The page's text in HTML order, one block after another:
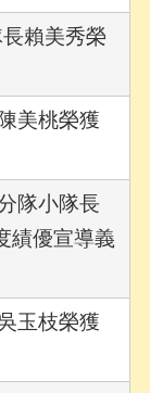
賴美秀榮
美桃榮獲
隊小隊長
績優宣導義
玉枝榮獲